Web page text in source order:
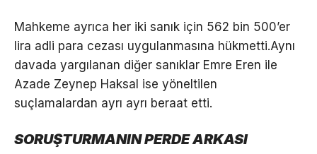
Mahkeme ayrıca her iki sanık için 562 bin 500’er
lira adli para cezası uygulanmasına hükmetti.Aynı
davada yargılanan diğer sanıklar Emre Eren ile
Azade Zeynep Haksal ise yöneltilen
suçlamalardan ayrı ayrı beraat etti.
SORUŞTURMANIN PERDE ARKASI